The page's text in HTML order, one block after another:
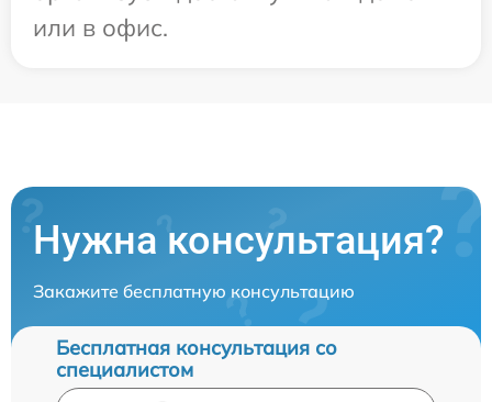
или в офис.
Нужна консультация?
Закажите бесплатную консультацию
Бесплатная консультация со
специалистом